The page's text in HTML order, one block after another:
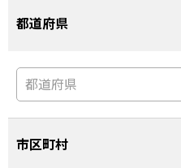
都道府県
市区町村